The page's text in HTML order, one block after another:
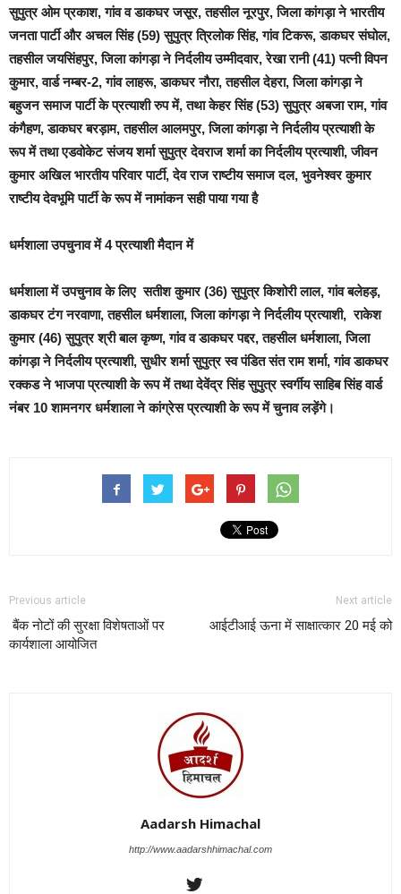
सुपुत्र ओम प्रकाश, गांव व डाकघर जसूर, तहसील नूरपुर, जिला कांगड़ा ने भारतीय
जनता पार्टी और अचल सिंह (59) सुपुत्र त्रिलोक सिंह, गांव टिकरू, डाकघर संघोल,
तहसील जयसिंहपुर, जिला कांगड़ा ने निर्दलीय उम्मीदवार, रेखा रानी (41) पत्नी विपन
कुमार, वार्ड नम्बर-2, गांव लाहरू, डाकघर नौरा, तहसील देहरा, जिला कांगड़ा ने
बहुजन समाज पार्टी के प्रत्याशी रुप में, तथा केहर सिंह (53) सुपुत्र अबजा राम, गांव
कंगैहण, डाकघर बरड़ाम, तहसील आलमपुर, जिला कांगड़ा ने निर्दलीय प्रत्याशी के
रूप में तथा एडवोकेट संजय शर्मा सुपुत्र देवराज शर्मा का निर्दलीय प्रत्याशी, जीवन
कुमार अखिल भारतीय परिवार पार्टी, देव राज राष्टीय समाज दल, भुवनेश्वर कुमार
राष्टीय देवभूमि पार्टी के रूप में नामांकन सही पाया गया है
धर्मशाला उपचुनाव में 4 प्रत्याशी मैदान में
धर्मशाला में उपचुनाव के लिए सतीश कुमार (36) सुपुत्र किशोरी लाल, गांव बलेहड़,
डाकघर टंग नरवाणा, तहसील धर्मशाला, जिला कांगड़ा ने निर्दलीय प्रत्याशी, राकेश
कुमार (46) सुपुत्र श्री बाल कृष्ण, गांव व डाकघर पद्दर, तहसील धर्मशाला, जिला
कांगड़ा ने निर्दलीय प्रत्याशी, सुधीर शर्मा सुपुत्र स्व पंडित संत राम शर्मा, गांव डाकघर
रक्कड ने भाजपा प्रत्याशी के रूप में तथा देवेंद्र सिंह सुपुत्र स्वर्गीय साहिब सिंह वार्ड
नंबर 10 शामनगर धर्मशाला ने कांग्रेस प्रत्याशी के रूप में चुनाव लड़ेंगे।
Previous article
बैंक नोटों की सुरक्षा विशेषताओं पर
कार्यशाला आयोजित
Next article
आईटीआई ऊना में साक्षात्कार 20 मई को
Aadarsh Himachal
http://www.aadarshhimachal.com